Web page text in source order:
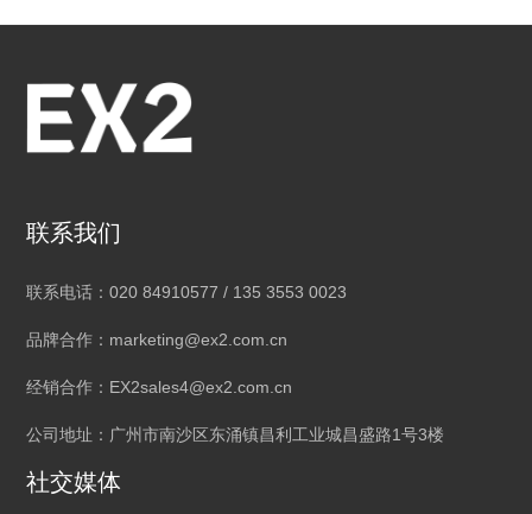
联系我们
联系电话：020 84910577 / 135 3553 0023
品牌合作：marketing@ex2.com.cn
经销合作：EX2sales4@ex2.com.cn
公司地址：广州市南沙区东涌镇昌利工业城昌盛路1号3楼
社交媒体